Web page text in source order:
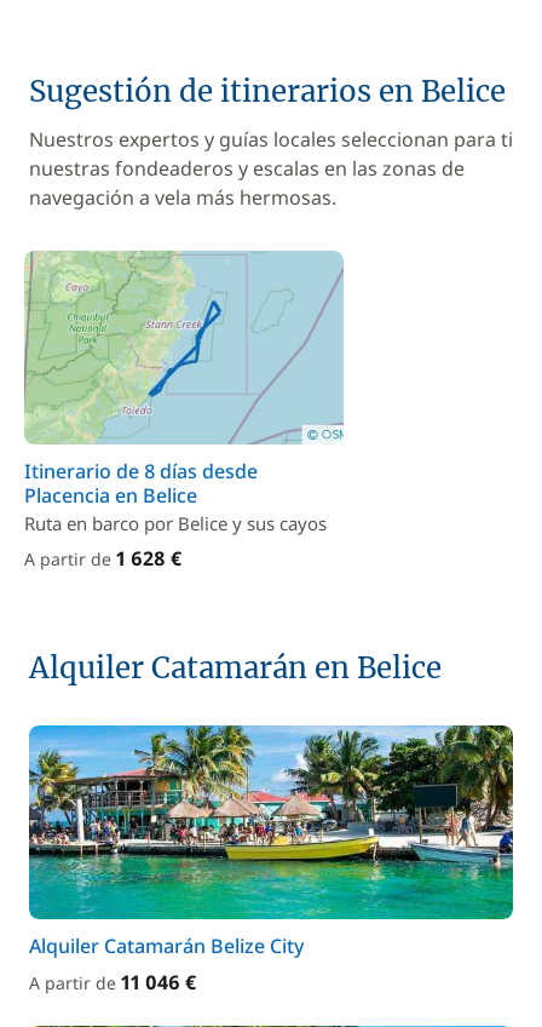
Sugestión de itinerarios en Belice
Nuestros expertos y guías locales seleccionan para ti
nuestras fondeaderos y escalas en las zonas de
navegación a vela más hermosas.
Itinerario de 8 días desde
Placencia en Belice
Ruta en barco por Belice y sus cayos
A partir de 1 628 €
Alquiler Catamarán en Belice
Alquiler Catamarán Belize City
A partir de 11 046 €